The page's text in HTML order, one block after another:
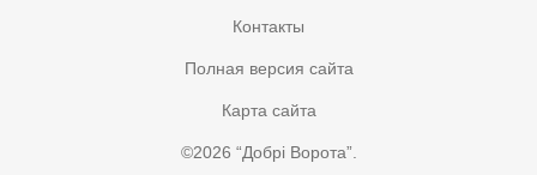
Контакты
Полная версия сайта
Карта сайта
©2026 “Добрі Ворота”.